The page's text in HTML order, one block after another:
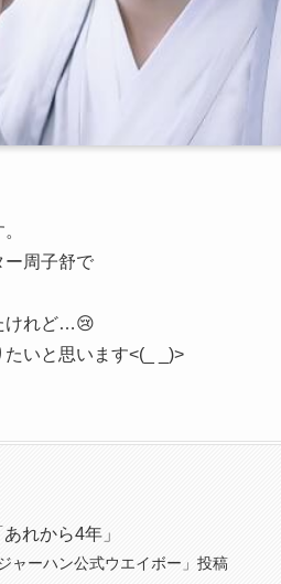
ー周子舒で
けれど…😢
いと思います<(_ _)>
れから4年」
ーハン公式ウエイボー」投稿